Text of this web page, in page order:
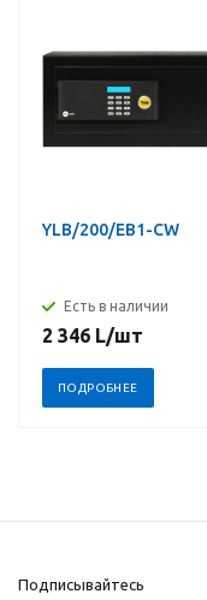
YLB/200/EB1-CW
Есть в наличии
2 346 L/шт
ПОДРОБНЕЕ
Подписывайтесь